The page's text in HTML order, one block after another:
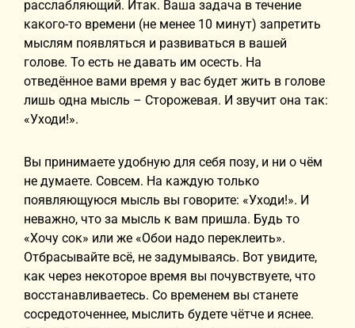
расслабляющий. Итак. Ваша задача в течение
какого-то времени (не менее 10 минут) запретить
мыслям появляться и развиваться в вашей
голове. То есть не давать им осесть. На
отведённое вами время у вас будет жить в голове
лишь одна мысль – Сторожевая. И звучит она так:
«Уходи!».
Вы принимаете удобную для себя позу, и ни о чём
не думаете. Совсем. На каждую только
появляющуюся мысль вы говорите: «Уходи!». И
неважно, что за мысль к вам пришла. Будь то
«Хочу сок» или же «Обои надо переклеить».
Отбрасывайте всё, не задумываясь. Вот увидите,
как через некоторое время вы почувствуете, что
восстанавливаетесь. Со временем вы станете
сосредоточеннее, мыслить будете чётче и яснее.